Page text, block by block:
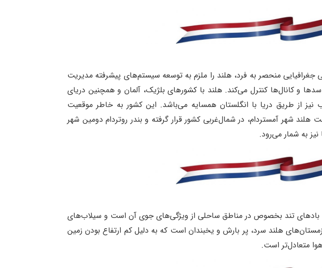
منحصر به فرد، هلند را ملزم به توسعه سیستم‌های پیشرفته مدیریت
و کانال‌ها کنترل می‌کند. هلند با کشورهای بلژیک، آلمان و همچنین دریای
از طریق دریا با انگلستان همسایه می‌باشد. این کشور به خاطر موقعیت
شهر آمستردام، در شمال‌غربی کشور قرار گرفته و بندر روتردام دومین شهر
به شمار می‌رود.
بادهای تند بخصوص در مناطق ساحلی از ویژگی‌های جوی آن است و سیلاب‌های
هلند سرد، پر بارش و یخبندان است که به دلیل کم ارتفاع بودن زمین
متعادل‌تر است.